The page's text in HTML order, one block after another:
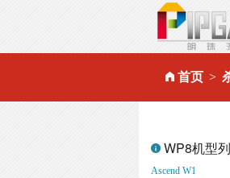
首页
WP8机型
Ascend W1